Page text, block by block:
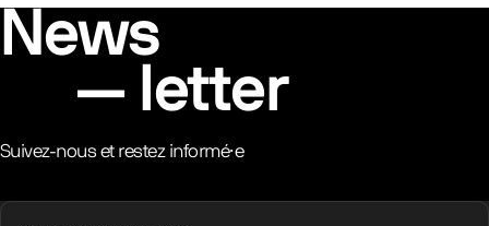
News
letter
Suivez-nous et restez informé·e